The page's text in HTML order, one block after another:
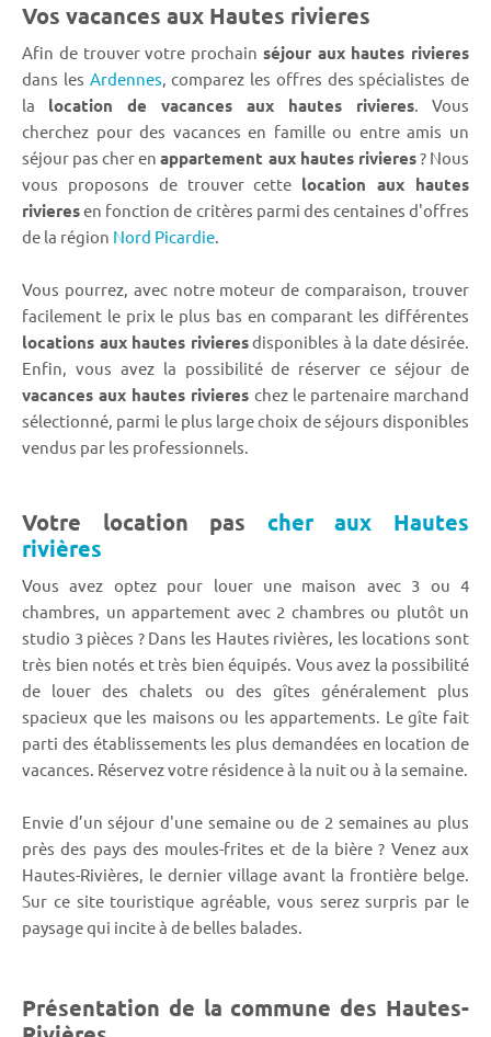
Vos vacances aux Hautes rivieres
Afin de trouver votre prochain séjour aux hautes rivieres
dans les Ardennes, comparez les offres des spécialistes de
la location de vacances aux hautes rivieres. Vous
cherchez pour des vacances en famille ou entre amis un
séjour pas cher enappartement aux hautes rivieres? Nous
vous proposons de trouver cette location aux hautes
rivieresen fonction de critères parmi des centaines d'offres
de la région Nord Picardie.
Vous pourrez, avec notre moteur de comparaison, trouver
facilement le prix le plus bas en comparant les différentes
locations aux hautes rivieresdisponibles à la date désirée.
Enfin, vous avez la possibilité de réserver ce séjour de
vacances aux hautes rivieres chez le partenaire marchand
sélectionné, parmi le plus large choix de séjours disponibles
vendus par les professionnels.
Votre location pas cher aux Hautes
rivières
Vous avez optez pour louer une maison avec 3 ou 4
chambres, un appartement avec 2 chambres ou plutôt un
studio 3 pièces ? Dans les Hautes rivières, les locations sont
très bien notés et très bien équipés. Vous avez la possibilité
de louer des chalets ou des gîtes généralement plus
spacieux que les maisons ou les appartements. Le gîte fait
parti des établissements les plus demandées en location de
vacances. Réservez votre résidence à la nuit ou à la semaine.
Envie d’un séjour d'une semaine ou de 2 semaines au plus
près des pays des moules-frites et de la bière ? Venez aux
Hautes-Rivières, le dernier village avant la frontière belge.
Sur ce site touristique agréable, vous serez surpris par le
paysage qui incite à de belles balades.
Présentation de la commune des Hautes-